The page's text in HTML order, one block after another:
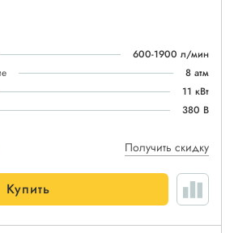
600-1900 л/мин
8 атм
11 кВт
380 В
Получить скидку
Купить